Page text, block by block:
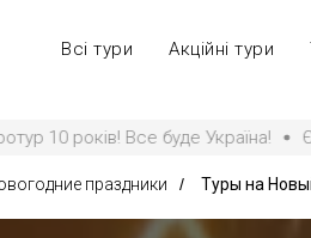
Всі тури Акційні тури
Все буде Україна! Євротур 10
праздники / Туры на